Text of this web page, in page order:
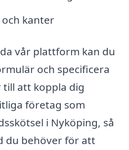
och kanter
vår plattform kan du
och specificera
till att koppla dig
företag som
i Nyköping, så
du behöver för att